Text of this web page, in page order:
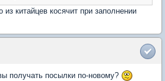
из китайцев косячит при заполнении
получать посылки по-новому?